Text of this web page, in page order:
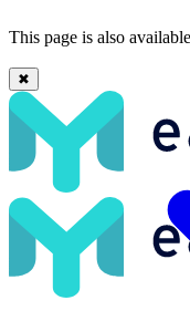
This page is also
✖
Email Marketing: Qué es